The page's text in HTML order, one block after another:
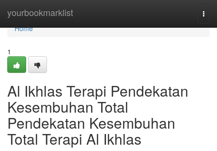
yourbookmarklist
Home
Home
1
Al Ikhlas Terapi Pendekatan
Kesembuhan Total
Pendekatan Kesembuhan
Total Terapi Al Ikhlas